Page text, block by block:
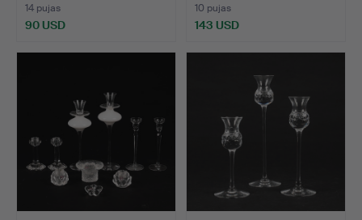
14 pujas
90 USD
10 pujas
143 USD